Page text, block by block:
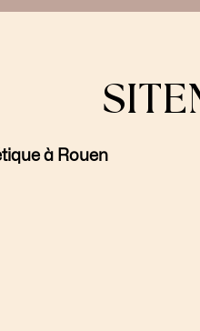
à Rouen